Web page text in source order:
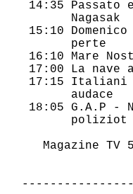
14:35 Passato
15:10
16:10
17:00 La
17:15
18:05 G.A.P -
Magazine TV